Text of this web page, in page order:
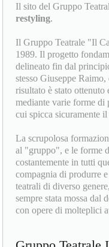
Il sito del Gruppo
restyling.
Il Gruppo Teatrale "Il
1989. Il progetto
delineato fin dal
stesso Giuseppe
risultato è stato ottenuto
mediante varie forme di
cui spicca sicuramente
La scrupolosa
al "gruppo", e le forme
costantemente in tutti
compagnia di produrre
teatrali di diverso
sempre stata mossa dal
con opere di molteplici